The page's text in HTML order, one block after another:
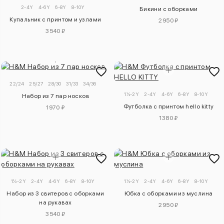
2-4Y 4-6Y 6-8Y 8-10Y
Купальник с принтом и узлами
3540 ₽
Бикини с оборками
2950 ₽
22/24 25/27 28/30 31/33 34/36
Набор из 7 пар носков
1970 ₽
1½-2Y 2-4Y 4-6Y 6-8Y 8-10Y
Футболка с принтом hello kitty
1380 ₽
1½-2Y 2-4Y 4-6Y 6-8Y 8-10Y
Набор из 3 свитеров с оборками
на рукавах
3540 ₽
1½-2Y 2-4Y 4-6Y 6-8Y 8-10Y
Юбка с оборками из муслина
2950 ₽